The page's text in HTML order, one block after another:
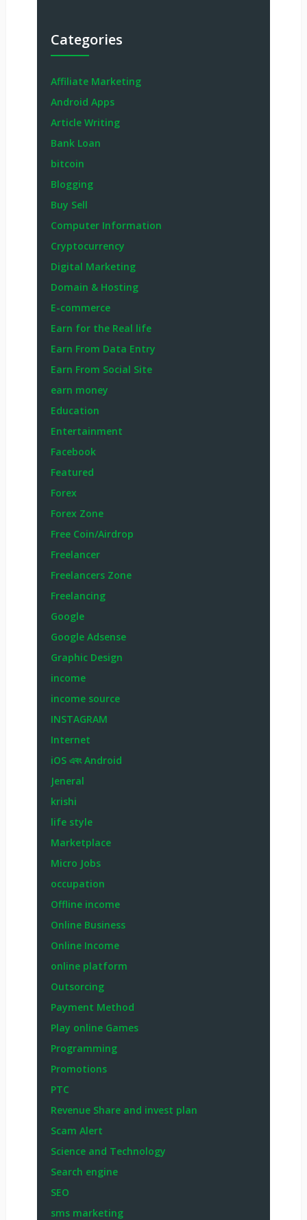
Categories
Affiliate Marketing
Android Apps
Article Writing
Bank Loan
bitcoin
Blogging
Buy Sell
Computer Information
Cryptocurrency
Digital Marketing
Domain & Hosting
E-commerce
Earn for the Real life
Earn From Data Entry
Earn From Social Site
earn money
Education
Entertainment
Facebook
Featured
Forex
Forex Zone
Free Coin/Airdrop
Freelancer
Freelancers Zone
Freelancing
Google
Google Adsense
Graphic Design
income
income source
INSTAGRAM
Internet
iOS এবং Android
Jeneral
krishi
life style
Marketplace
Micro Jobs
occupation
Offline income
Online Business
Online Income
online platform
Outsorcing
Payment Method
Play online Games
Programming
Promotions
PTC
Revenue Share and invest plan
Scam Alert
Science and Technology
Search engine
SEO
sms marketing